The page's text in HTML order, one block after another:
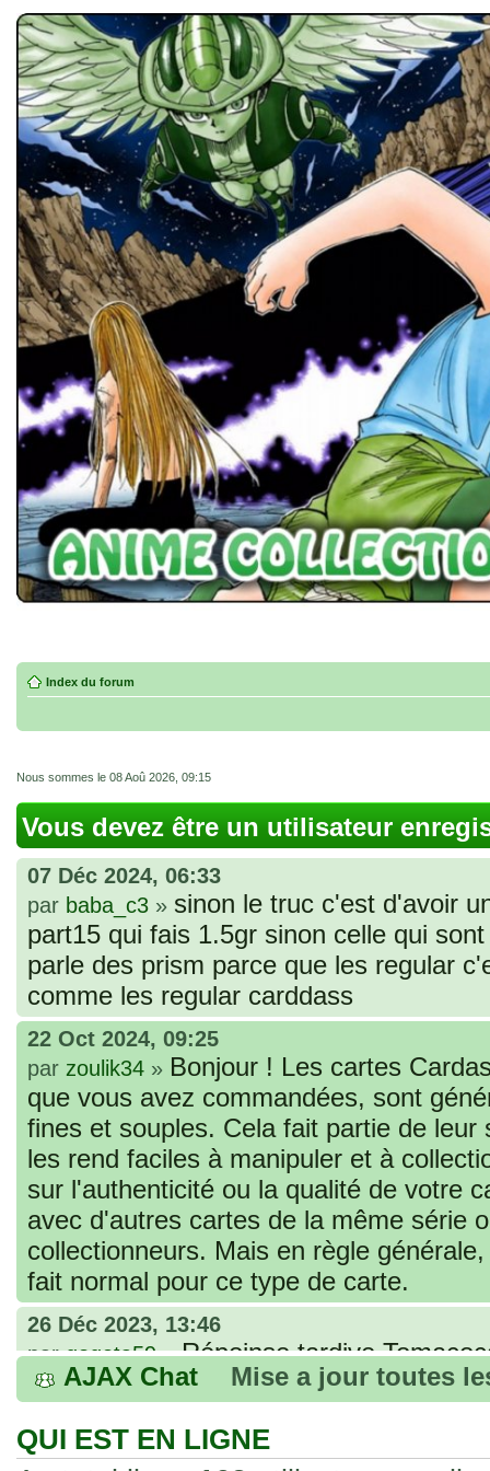
Index du forum
Nous sommes le 08 Aoû 2026, 09:15
Vous devez être un utilisateur
07 Déc 2024, 06:33
par baba_c3 » sinon le truc c'est d'avoir
part15 qui fais 1.5gr sinon celle qui
parle des prism parce que les regular
comme les regular carddass
22 Oct 2024, 09:25
par zoulik34 » Bonjour ! Les cartes
que vous avez commandées, sont
fines et souples. Cela fait partie de
les rend faciles à manipuler et à
sur l'authenticité ou la qualité de votre
avec d'autres cartes de la même série
collectionneurs. Mais en règle
fait normal pour ce type de carte.
26 Déc 2023, 13:46
pargogeta59»Répoinse tardive
acheter une réédition de cette Hondan ?
02 Juin 2023, 14:17
parTomacoco»Bonjour j'ai commandé
AJAX Chat Mise a jour toutes
QUI EST EN LIGNE